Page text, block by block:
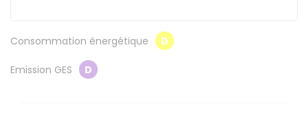
Consommation énergétique D
Emission GES D